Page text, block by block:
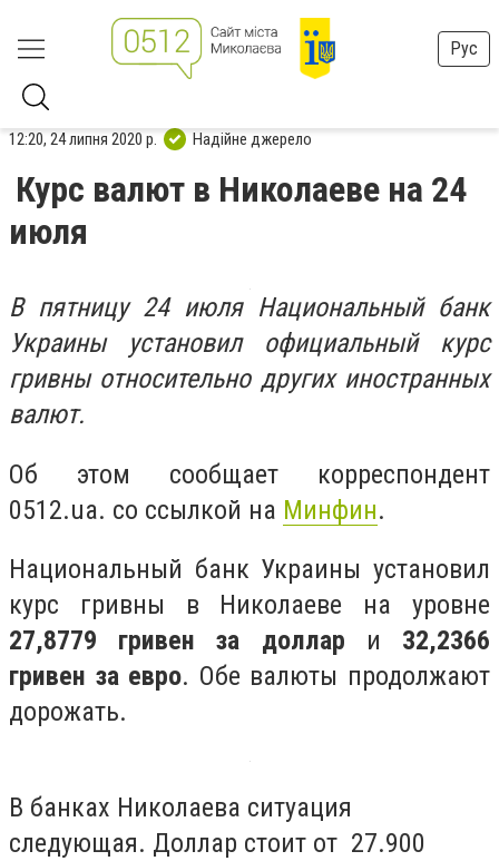
Рус
12:20, 24 липня 2020 р. Надійне джерело
Курс валют в Николаеве на 24
июля
В пятницу 24 июля Национальный банк
Украины установил официальный курс
гривны относительно других иностранных
валют.
Об этом сообщает корреспондент
0512.ua. со ссылкой на Минфин.
Национальный банк Украины установил
курс гривны в Николаеве на уровне
27,8779 гривен за доллар и 32,2366
гривен за евро. Обе валюты продолжают
дорожать.
В банках Николаева ситуация
следующая. Доллар стоит от 27.900